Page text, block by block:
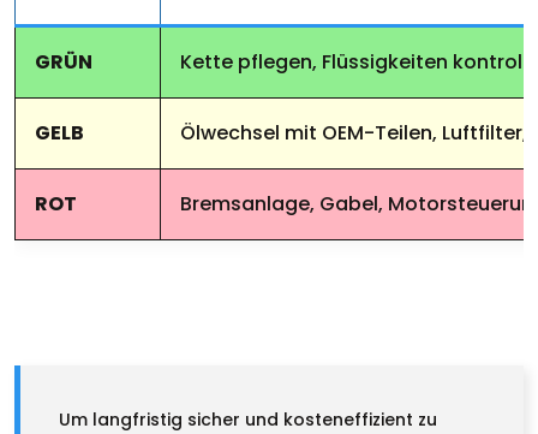
GRÜN Kette pflegen, Flüssigkeiten
GELB Ölwechsel mit OEM-Teilen, Luftfilter,
ROT Bremsanlage, Gabel,
Um langfristig sicher und kosteneffizient zu